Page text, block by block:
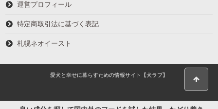
運営プロフィール
特定商取引法に基づく表記
札幌ネオイースト
愛犬と幸せに暮らすための情報サイト【犬ラブ】